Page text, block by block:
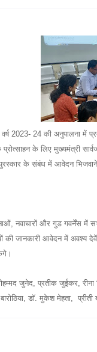
2023- 24 की अनुपालना में
प्रोत्साहन के लिए मुख्यमंत्री
के संबंध में आवेदन
नवाचारों और गुड गवर्नेंस में
की जानकारी आवेदन में
जुनेद, प्रतीक जुईकर,
डॉ. मुकेश मेहता,